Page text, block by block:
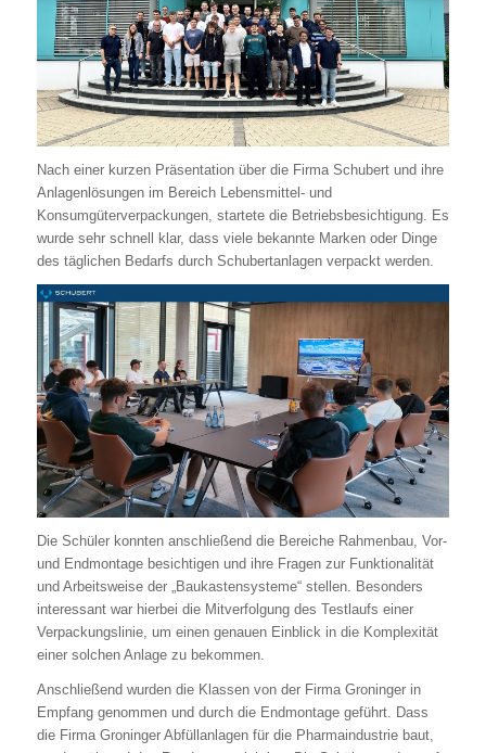
Nach einer kurzen Präsentation über die Firma Schubert und ihre
Anlagenlösungen im Bereich Lebensmittel- und
Konsumgüterverpackungen, startete die Betriebsbesichtigung. Es
wurde sehr schnell klar, dass viele bekannte Marken oder Dinge
des täglichen Bedarfs durch Schubertanlagen verpackt werden.
Die Schüler konnten anschließend die Bereiche Rahmenbau, Vor-
und Endmontage besichtigen und ihre Fragen zur Funktionalität
und Arbeitsweise der „Baukastensysteme“ stellen. Besonders
interessant war hierbei die Mitverfolgung des Testlaufs einer
Verpackungslinie, um einen genauen Einblick in die Komplexität
einer solchen Anlage zu bekommen.
Anschließend wurden die Klassen von der Firma Groninger in
Empfang genommen und durch die Endmontage geführt. Dass
die Firma Groninger Abfüllanlagen für die Pharmaindustrie baut,